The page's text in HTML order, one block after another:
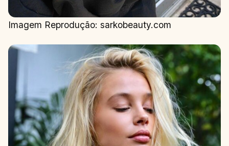
Imagem Reprodução: sarkobeauty.com